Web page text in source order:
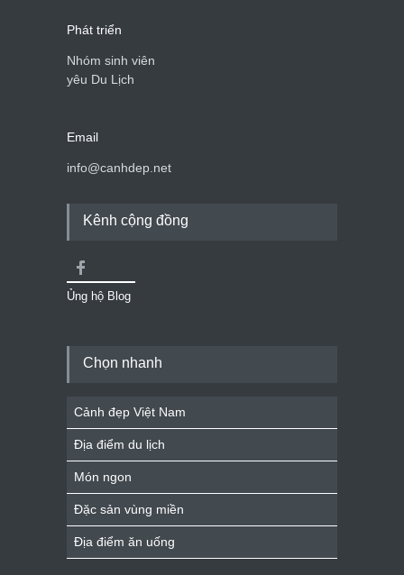
Phát triển
Nhóm sinh viên
yêu Du Lịch
Email
info@canhdep.net
Kênh cộng đồng
Ủng hộ Blog
Chọn nhanh
Cảnh đẹp Việt Nam
Địa điểm du lịch
Món ngon
Đặc sản vùng miền
Địa điểm ăn uống